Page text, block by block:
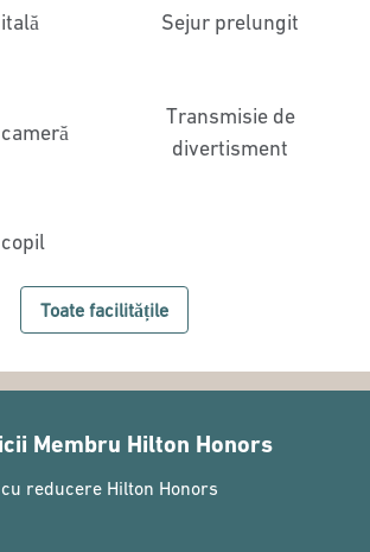
Sejur prelungit
Transmisie de
divertisment
Toate facilitățile
Membru Hilton Honors
reducere Hilton Honors